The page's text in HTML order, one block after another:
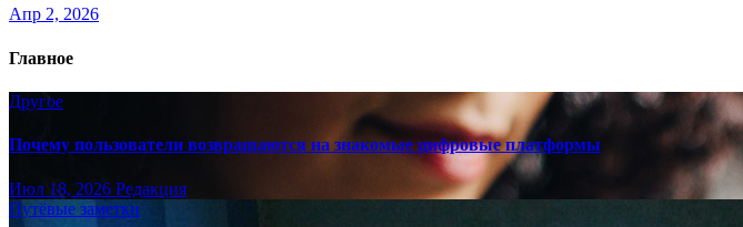
Апр 2, 2026
Главное
Другое
Почему пользователи возвращаются на знакомые цифровые платформы
Июл 18, 2026 Редакция
Путёвые заметки